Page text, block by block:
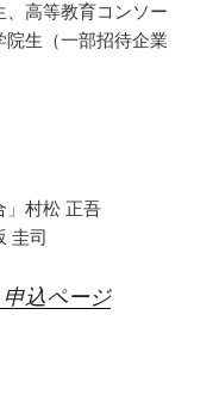
高等教育コンソー
生（一部招待企業
」村松 正吾
圭司
込ページ